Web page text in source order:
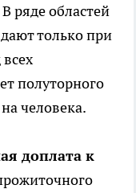
ряде областей
только при
полуторного
человека.
доплата к